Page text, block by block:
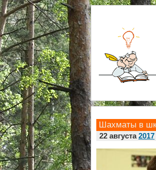
Шахматы в
22 августа2017